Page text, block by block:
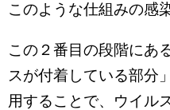
このような仕組みの感
この２番目の段階にあ
スが付着している部分
用することで、ウイル